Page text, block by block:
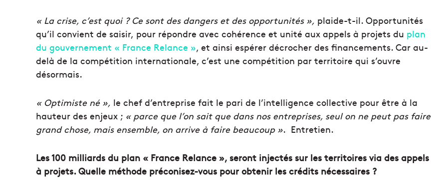
« La crise, c’est quoi ? Ce sont des dangers et des opportunités », plaide-t-il. Opportunités
qu’il convient de saisir, pour répondre avec cohérence et unité aux appels à projets du plan
du gouvernement « France Relance », et ainsi espérer décrocher des financements. Car au-
delà de la compétition internationale, c’est une compétition par territoire qui s’ouvre
désormais.
« Optimiste né », le chef d’entreprise fait le pari de l’intelligence collective pour être à la
hauteur des enjeux ; « parce que l’on sait que dans nos entreprises, seul on ne peut pas faire
grand chose, mais ensemble, on arrive à faire beaucoup ». Entretien.
Les 100 milliards du plan « France Relance », seront injectés sur les territoires via des appels
à projets. Quelle méthode préconisez-vous pour obtenir les crédits nécessaires ?